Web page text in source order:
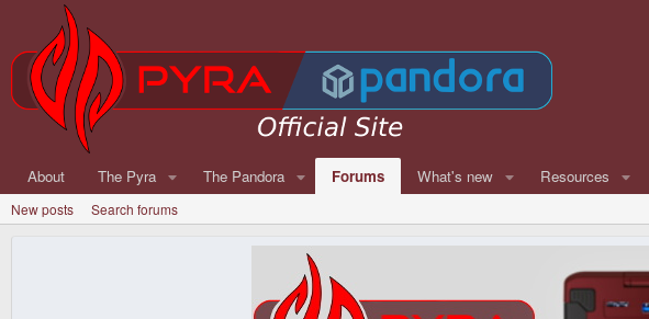
About The Pyra The Pandora Forums What's new Resources
New posts Search forums